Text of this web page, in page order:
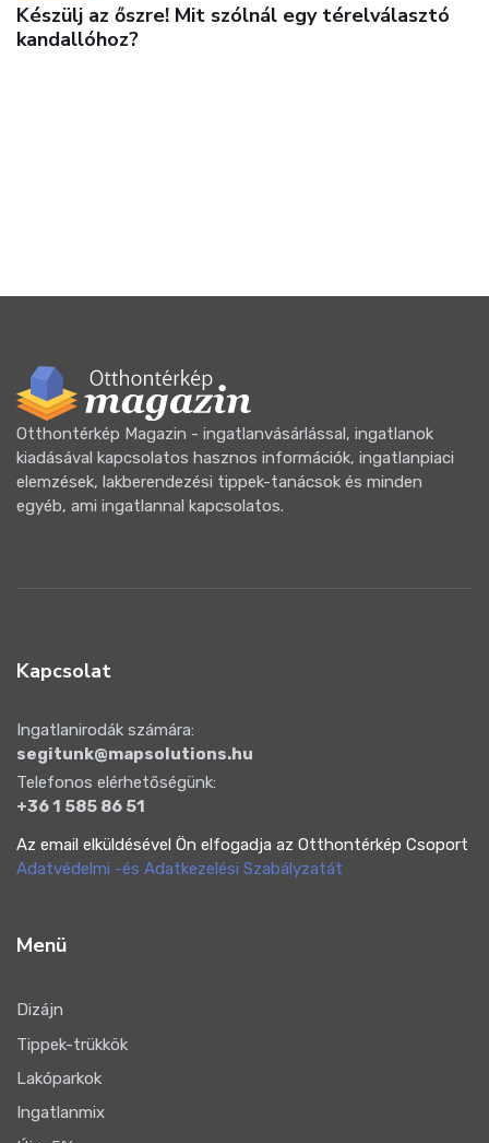
Készülj az őszre! Mit szólnál egy térelválasztó
kandallóhoz?
Otthontérkép Magazin - ingatlanvásárlással, ingatlanok
kiadásával kapcsolatos hasznos információk, ingatlanpiaci
elemzések, lakberendezési tippek-tanácsok és minden
egyéb, ami ingatlannal kapcsolatos.
Kapcsolat
Ingatlanirodák számára:
segitunk@mapsolutions.hu
Telefonos elérhetőségünk:
+36 1 585 86 51
Az email elküldésével Ön elfogadja az Otthontérkép Csoport
Adatvédelmi -és Adatkezelési Szabályzatát
Menü
Dizájn
Tippek-trükkök
Lakóparkok
Ingatlanmix